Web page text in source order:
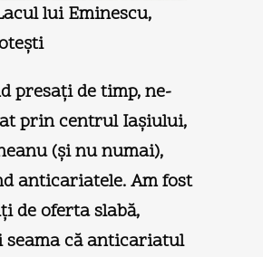
lui Eminescu,
presaţi de timp, ne-
prin centrul Iaşiului,
(şi nu numai),
anticariatele. Am fost
de oferta slabă,
seama că anticariatul